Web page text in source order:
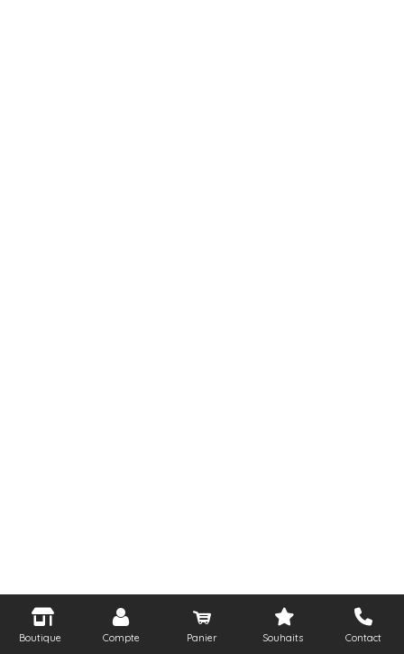
Boutique Compte Panier Souhaits Contact